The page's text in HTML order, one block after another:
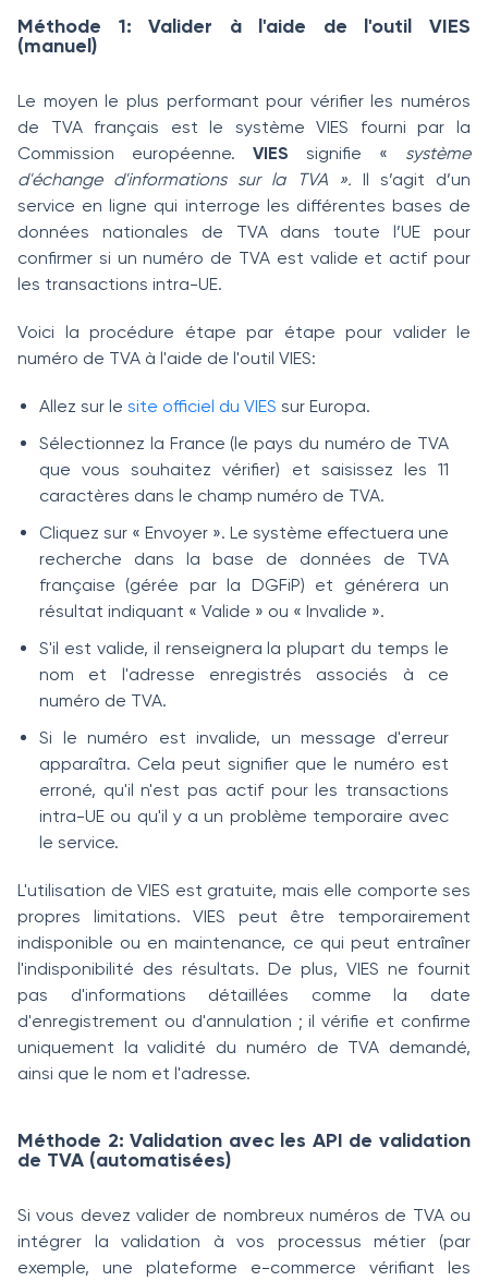
Méthode 1: Valider à l'aide de l'outil VIES
(manuel)
Le moyen le plus performant pour vérifier les numéros
de TVA français est le système VIES fourni par la
Commission européenne. VIES signifie « système
d'échange d'informations sur la TVA ». Il s’agit d’un
service en ligne qui interroge les différentes bases de
données nationales de TVA dans toute l’UE pour
confirmer si un numéro de TVA est valide et actif pour
les transactions intra-UE.
Voici la procédure étape par étape pour valider le
numéro de TVA à l'aide de l'outil VIES:
Allez sur le site officiel du VIES sur Europa.
Sélectionnez la France (le pays du numéro de TVA
que vous souhaitez vérifier) ​​et saisissez les 11
caractères dans le champ numéro de TVA.
Cliquez sur « Envoyer ». Le système effectuera une
recherche dans la base de données de TVA
française (gérée par la DGFiP) et générera un
résultat indiquant « Valide » ou « Invalide ».
S'il est valide, il renseignera la plupart du temps le
nom et l'adresse enregistrés associés à ce
numéro de TVA.
Si le numéro est invalide, un message d'erreur
apparaîtra. Cela peut signifier que le numéro est
erroné, qu'il n'est pas actif pour les transactions
intra-UE ou qu'il y a un problème temporaire avec
le service.
L'utilisation de VIES est gratuite, mais elle comporte ses
propres limitations. VIES peut être temporairement
indisponible ou en maintenance, ce qui peut entraîner
l'indisponibilité des résultats. De plus, VIES ne fournit
pas d'informations détaillées comme la date
d'enregistrement ou d'annulation ; il vérifie et confirme
uniquement la validité du numéro de TVA demandé,
ainsi que le nom et l'adresse.
Méthode 2: Validation avec les API de validation
de TVA (automatisées)
Si vous devez valider de nombreux numéros de TVA ou
intégrer la validation à vos processus métier (par
exemple, une plateforme e-commerce vérifiant les